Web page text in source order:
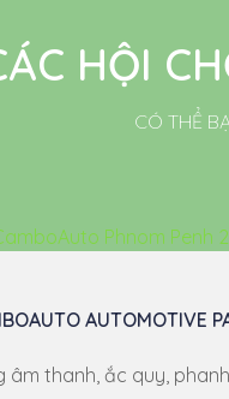
HỘI
CÓ THỂ
AUTOMOTIVE
thanh, ắc quy,